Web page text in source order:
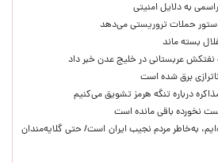
به دلایل امنیتی
حملات تروریستی می‌دهد
بسته ماند
عربستانی در خلیج عدن خبر داد
برق شده است
درباره تنگه هرمز تشویق می‌کنیم
نخورده باقی مانده است
به‌خاطر مردم نجیب ایران است/ حتی گلایه‌مندان